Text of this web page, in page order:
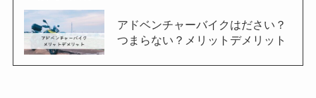
アドベンチャーバイクはださい？
つまらない？メリットデメリット